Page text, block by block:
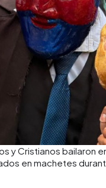
y Cristianos bailaron
en machetes